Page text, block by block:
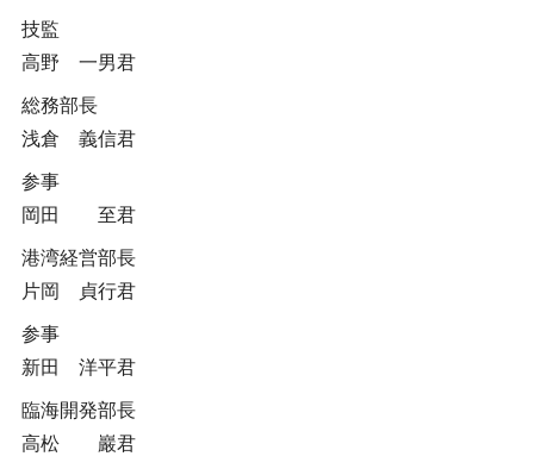
技監
高野 一男君
総務部長
浅倉 義信君
参事
岡田 至君
港湾経営部長
片岡 貞行君
参事
新田 洋平君
臨海開発部長
高松 巖君